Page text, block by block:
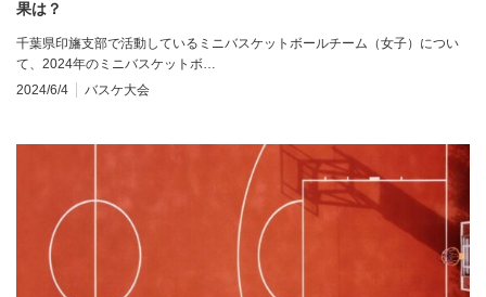
果は？
千葉県印旛支部で活動しているミニバスケットボールチーム（女子）につい
て、2024年のミニバスケットボ…
2024/6/4
バスケ大会